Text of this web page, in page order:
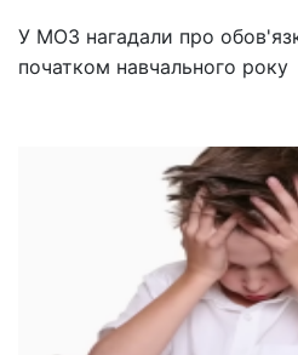
У МОЗ нагадали про
початком навчального року